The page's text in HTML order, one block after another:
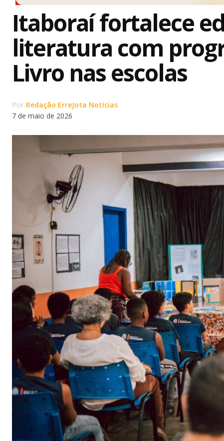
Itaboraí fortalece
literatura com
Livro nas escolas
Por Redação ErreJota Notícias
7 de maio de 2026